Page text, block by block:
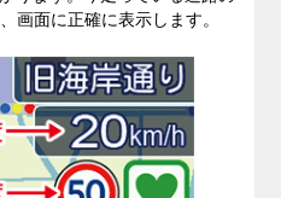
画面に正確に表示します。